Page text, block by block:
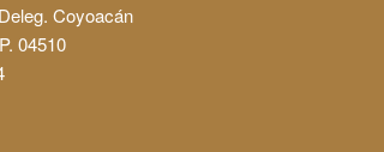
Coyoacán
04510